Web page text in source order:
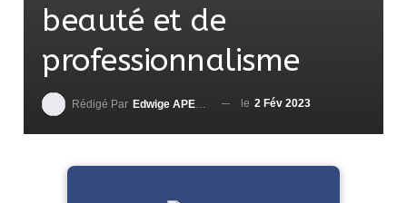
beauté et de
professionnalisme
Rédigé Par Edwige APEDO le 2 Fév 2023